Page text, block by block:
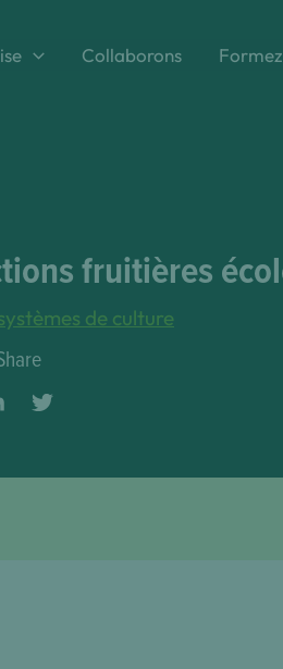
Collaborons
fruitières
de culture